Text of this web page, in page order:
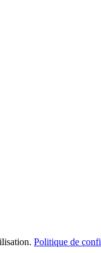
Politique de